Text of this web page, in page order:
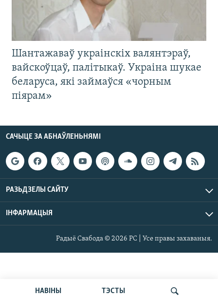
НАВІНЫ ТЭСТЫ
Шантажаваў украінскіх валянтэраў,
вайскоўцаў, палітыкаў. Украіна шукае
беларуса, які займаўся «чорным
піярам»
САЧЫЦЕ ЗА АБНАЎЛЕНЬНЯМІ
РАЗЬДЗЕЛЫ САЙТУ
ІНФАРМАЦЫЯ
Радыё Свабода © 2026 РС | Усе правы захаваныя.